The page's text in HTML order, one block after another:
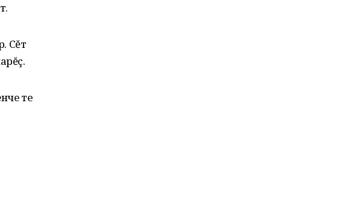
Сĕт
те